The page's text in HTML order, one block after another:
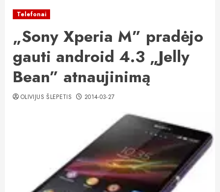
Telefonai
„Sony Xperia M” pradėjo
gauti android 4.3 „Jelly
Bean” atnaujinimą
OLIVIJUS ŠLEPETIS 2014-03-27